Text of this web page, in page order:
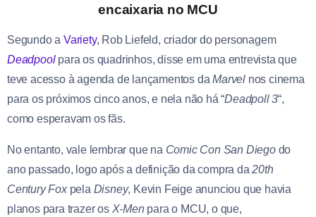
encaixaria no MCU
Segundo aVariety, Rob Liefeld, criador do personagem
Deadpool para os quadrinhos, disse em uma entrevista que
teve acesso à agenda de lançamentos daMarvel nos cinema
para os próximos cinco anos, e nela não há “Deadpoll 3“,
como esperavam os fãs.
No entanto, vale lembrar que na Comic Con San Diego do
ano passado, logo após a definição da compra da20th
Century Fox pela Disney, Kevin Feige anunciou que havia
planos para trazer osX-Menpara o MCU, o que,